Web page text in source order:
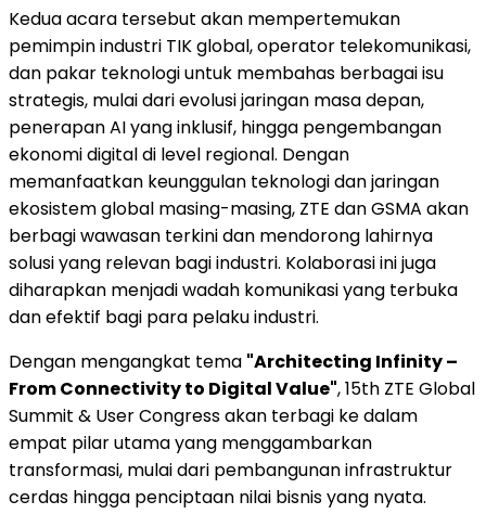
Kedua acara tersebut akan mempertemukan
pemimpin industri TIK global, operator telekomunikasi,
dan pakar teknologi untuk membahas berbagai isu
strategis, mulai dari evolusi jaringan masa depan,
penerapan AI yang inklusif, hingga pengembangan
ekonomi digital di level regional. Dengan
memanfaatkan keunggulan teknologi dan jaringan
ekosistem global masing-masing, ZTE dan GSMA akan
berbagi wawasan terkini dan mendorong lahirnya
solusi yang relevan bagi industri. Kolaborasi ini juga
diharapkan menjadi wadah komunikasi yang terbuka
dan efektif bagi para pelaku industri.
Dengan mengangkat tema "Architecting Infinity –
From Connectivity to Digital Value", 15th ZTE Global
Summit & User Congress akan terbagi ke dalam
empat pilar utama yang menggambarkan
transformasi, mulai dari pembangunan infrastruktur
cerdas hingga penciptaan nilai bisnis yang nyata.